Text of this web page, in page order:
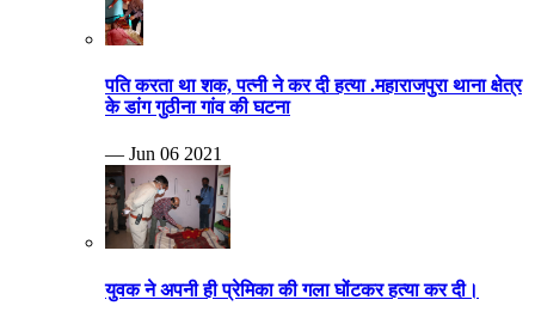
पति करता था शक, पत्नी ने कर दी हत्या .महाराजपुरा थाना क्षेत्र
के डांग गुठीना गांव की घटना
— Jun 06 2021
युवक ने अपनी ही प्रेमिका की गला घोंटकर हत्या कर दी।